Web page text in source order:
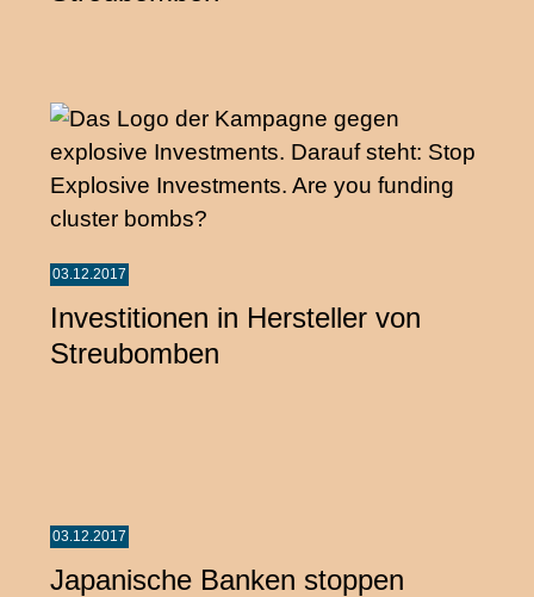
03.12.2017
Investitionen in Hersteller von
Streubomben
03.12.2017
Japanische Banken stoppen